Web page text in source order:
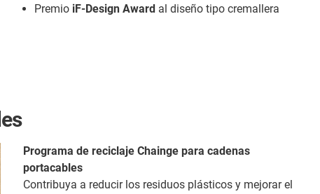
Premio iF-Design Award al diseño tipo cremallera
Programa de reciclaje Chainge para cadenas
portacables
Contribuya a reducir los residuos plásticos y mejorar el